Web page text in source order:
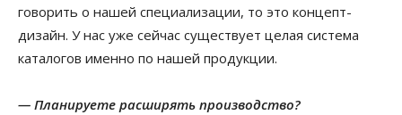
говорить о нашей специализации, то это концепт-
дизайн. У нас уже сейчас существует целая система
каталогов именно по нашей продукции.
— Планируете расширять производство?